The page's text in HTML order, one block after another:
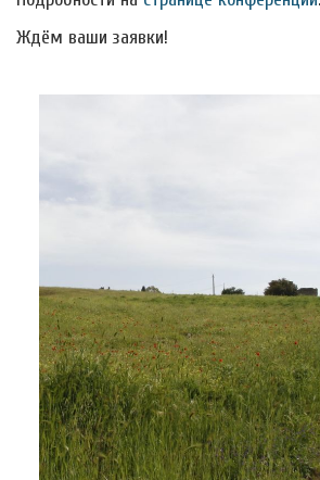
Ждём ваши заявки!